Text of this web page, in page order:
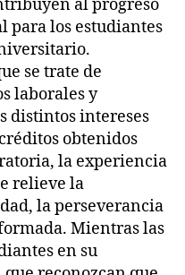
al progreso
para los estudiantes
se trate de
laborales y
distintos intereses
obtenidos
la experiencia
relieve la
la perseverancia
Mientras las
en su